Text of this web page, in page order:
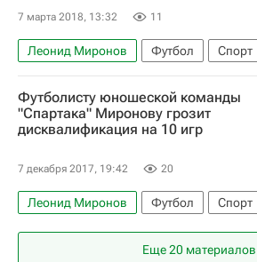
7 марта 2018, 13:32 11
Леонид Миронов Футбол
Спорт
Спартак (Москва) (мол.)
Футболисту юношеской команды
"Спартака" Миронову грозит
дисквалификация на 10 игр
7 декабря 2017, 19:42 20
Леонид Миронов Футбол
Спорт
Спартак (Москва) (мол.)
Ливерпуль
Еще 20 материалов